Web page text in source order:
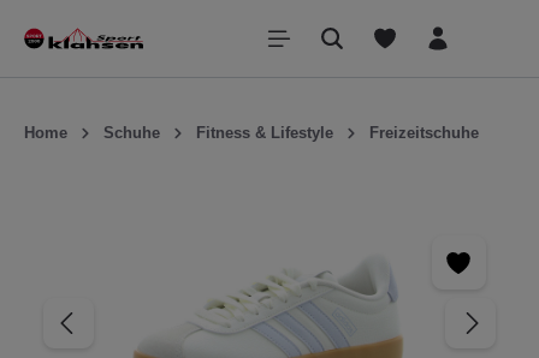
springen
Home Schuhe Fitness & Lifestyle Freizeitschuhe